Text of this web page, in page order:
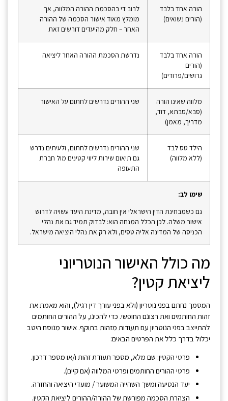
הורה אחד בלבד
(הורים נשואים)
לרוב די בהסכמת ההורה המלווה, אך
מומלץ מאוד אישור הסכמה של ההורה
האחר – חלק מהיעדים דורשים זאת
הורה אחד בלבד
(הורים
גרושים/פרודים)
נדרשת הסכמת ההורה האחר ליציאה
מלווה שאינו הורה
(סבא/סבתא, דוד,
מדריך, מאמן)
שני ההורים נדרשים לחתום על האישור
הילד טס לבד
(ללא מלווה)
שני ההורים נדרשים לחתום, ולעיתים נדרש
גם תיאום שירות ליווי קטינים מול חברת
התעופה
שימו לב:
גם כשמבחינת הדין הישראלי אין חובה, מדינת היעד עשויה לדרוש
אישור משלה. לכן הכלל המנחה הוא: לבדוק תמיד גם את נהלי
הכניסה של המדינה אליה טסים, ולא רק את נהלי היציאה מישראל.
מה כולל האישור הנוטריוני
ליציאת קטין?
המסמך נחתם בפני נוטריון (ולא בפני עורך דין רגיל), והוא מאמת את
זהות החותמים ואת רצונם החופשי. כדי להכינו, על ההורים החותמים
להתייצב בפני הנוטריון עם תעודות מזהות בתוקף. אישור מנוסח היטב
יכלול בדרך כלל את הפרטים הבאים:
פרטי הקטין: שם מלא, מספר תעודת זהות ו/או מספר דרכון.
פרטי ההורים החותמים ופרטי המלווה (אם קיים).
יעד הנסיעה ומשך השהייה המשוער / מועדי היציאה והחזרה.
הצהרת הסכמה מפורשת של ההורה/ההורים ליציאת הקטין.